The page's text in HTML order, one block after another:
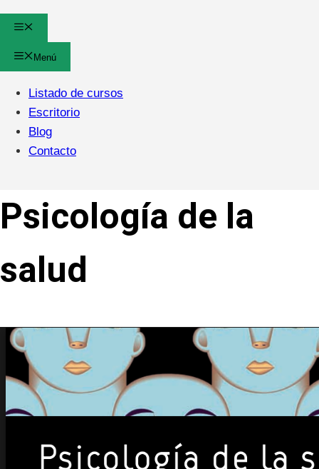
Menú
Listado de cursos
Escritorio
Blog
Contacto
Psicología de la
salud